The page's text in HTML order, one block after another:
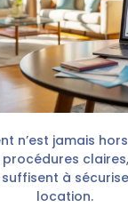
n’est jamais
à
location.